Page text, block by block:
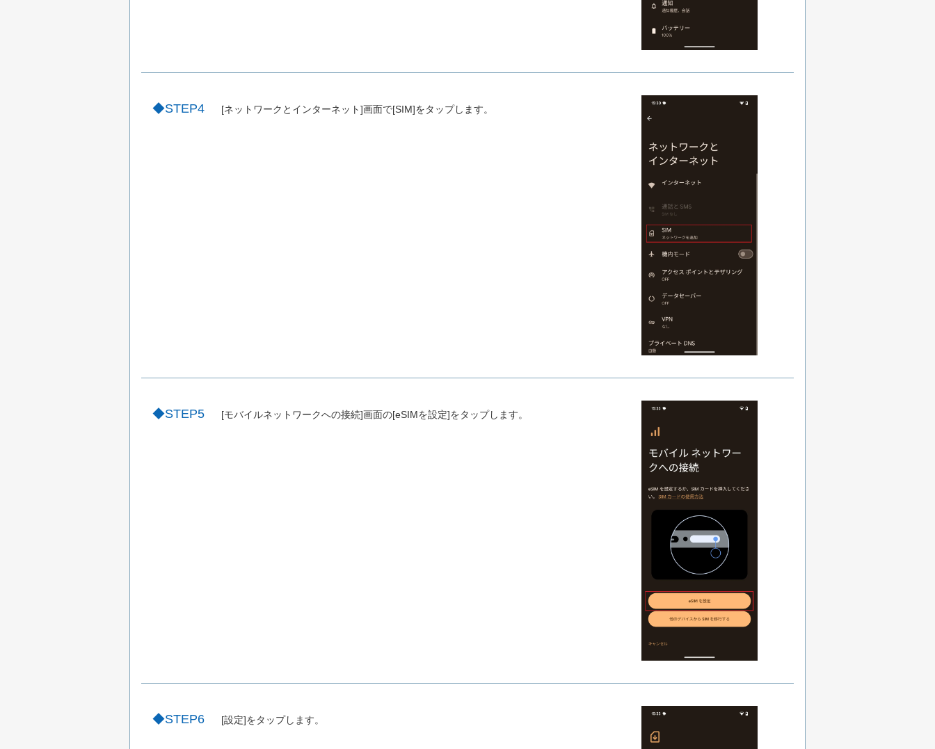
STEP4 [ネットワークとインターネット]画面で[SIM]をタップします。
STEP5 [モバイルネットワークへの接続]画面の[eSIMを設定]をタップします。
STEP6 [設定]をタップします。